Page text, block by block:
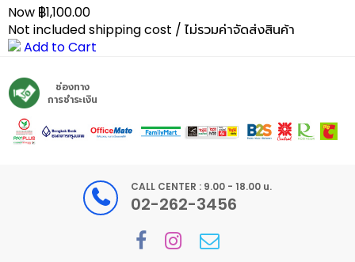
Now ฿1,100.00
Not included shipping cost / ไม่รวมค่าจัดส่งสินค้า
Add to Cart
ช่องทาง
การชำระเงิน
CALL CENTER : 9.00 - 18.00 น.
02-262-3456